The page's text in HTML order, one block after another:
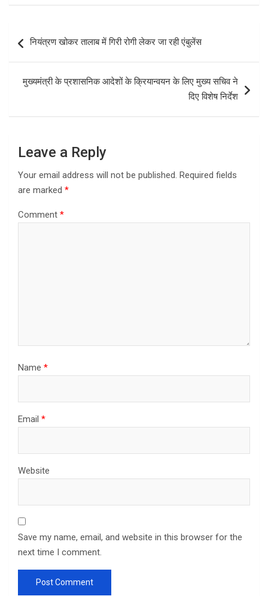
ce
b
o
o
k
st
o
d
o
n
ail ar
e
navigation
नियंत्रण खोकर तालाब में गिरी रोगी लेकर जा रही एंबुलेंस
मुख्यमंत्री के प्रशासनिक आदेशों के क्रियान्वयन के लिए मुख्य सचिव ने
दिए विशेष निर्देश
Leave a Reply
Your email address will not be published. Required fields
are marked *
Comment *
Name *
Email *
Website
Save my name, email, and website in this browser for the
next time I comment.